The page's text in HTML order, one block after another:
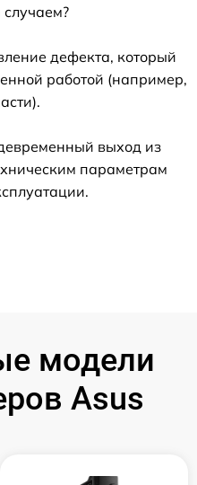
дефекта, который
работой (например,
выход из
параметрам
модели
Asus